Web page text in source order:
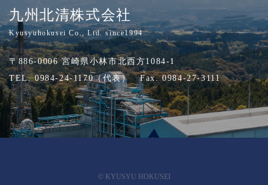
九州北清株式会社
Kyusyuhokusei Co., Ltd. since1994
〒886-0006 宮崎県小林市北西方1084-1
TEL. 0984-24-1170（代表） Fax. 0984-27-3111
© KYUSYU HOKUSEI